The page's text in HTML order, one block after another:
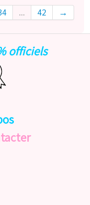
... 42 →
officiels